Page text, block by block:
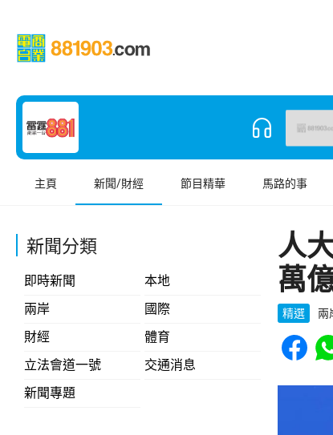
主頁 新聞/財經 節目精華 馬路的事
新聞分類
即時新聞
本地
兩岸
國際
財經
體育
立法會道一號
交通消息
新聞專題
人
萬
精選 兩
Share to